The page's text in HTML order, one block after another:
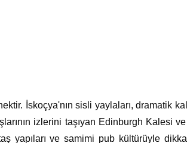
İskoçya'nın sisli yaylaları, dramatik
izlerini taşıyan Edinburgh Kalesi
yapıları ve samimi pub kültürüyle